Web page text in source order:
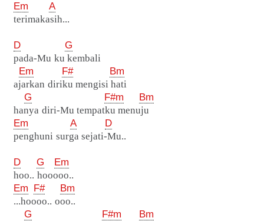
Em
A
terimakasih...
D
G
pada-Mu ku kembali
Em
F#
Bm
ajarkan diriku mengisi hati
G
F#m
Bm
hanya diri-Mu tempatku menuju
Em
A
D
penghuni surga sejati-Mu..
D G
Em
hoo.. hooooo..
Em F#
Bm
...hoooo.. ooo..
G
F#m
Bm